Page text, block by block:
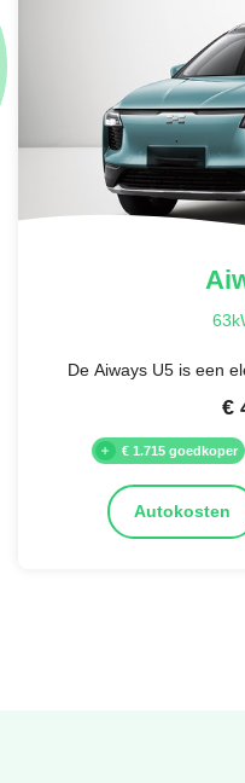
CYBER
De Aiways U5 is een
€
€ 1.715 goedkoper
Autokosten